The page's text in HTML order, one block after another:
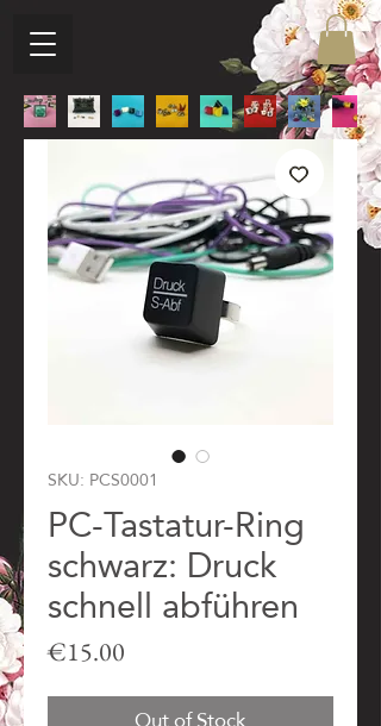
SKU: PCS0001
PC-Tastatur-Ring
schwarz: Druck
schnell abführen
€15.00